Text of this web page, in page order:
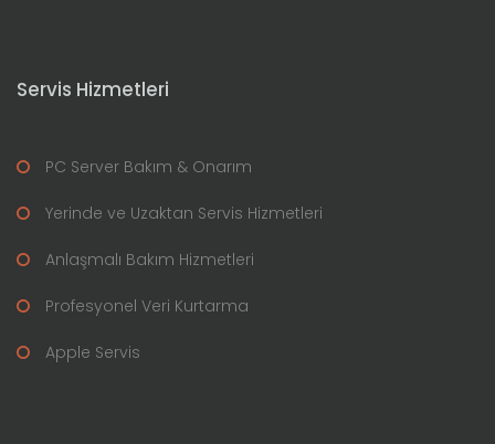
Servis Hizmetleri
PC Server Bakım & Onarım
Yerinde ve Uzaktan Servis Hizmetleri
Anlaşmalı Bakım Hizmetleri
Profesyonel Veri Kurtarma
Apple Servis